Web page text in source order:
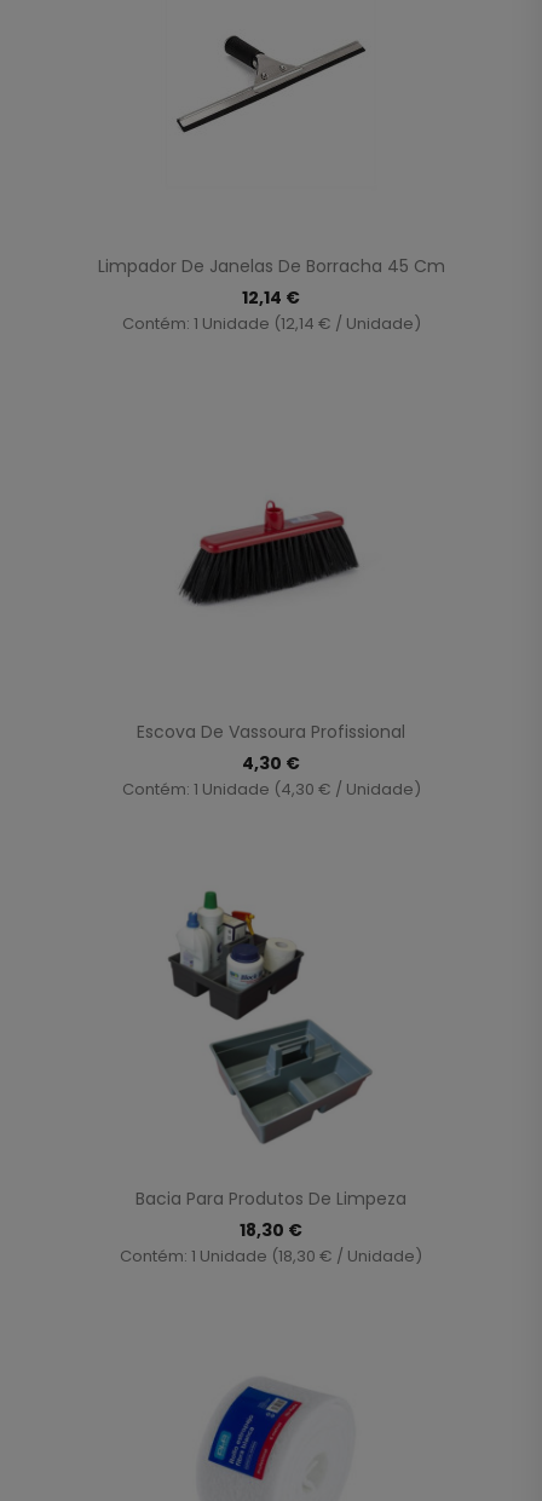
Limpador De Janelas De Borracha 45 Cm
12,14 €
Contém: 1 Unidade (12,14 € / Unidade)
Escova De Vassoura Profissional
4,30 €
Contém: 1 Unidade (4,30 € / Unidade)
Bacia Para Produtos De Limpeza
18,30 €
Contém: 1 Unidade (18,30 € / Unidade)